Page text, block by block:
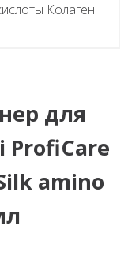
Колаген
для
ProfiCare
amino